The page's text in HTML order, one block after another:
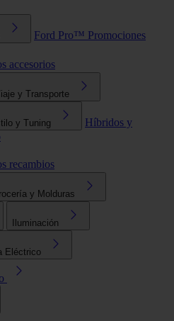
Ford Pro™ Promociones
accesorios
y Transporte
y Tuning
Híbridos y
recambios
y Molduras
Iluminación
Eléctrico